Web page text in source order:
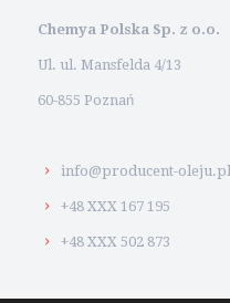
Chemya Polska Sp. z o.o.
Ul. ul. Mansfelda 4/13
60-855 Poznań
info@producent-oleju.pl
+48 XXX 167 195
+48 XXX 502 873